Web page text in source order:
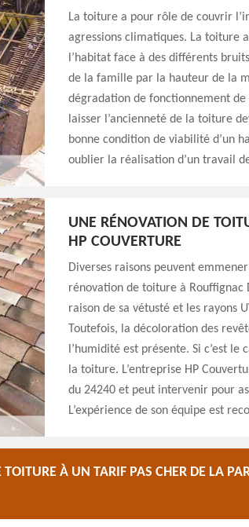
La toiture a pour rôle de couvrir
agressions climatiques. La toiture
l’habitat face à des différents
de la famille par la hauteur de la
dégradation de fonctionnement
laisser l’ancienneté de la toiture
bonne condition de viabilité d’un
oublier la réalisation d’un travail
UNE RÉNOVATION DE
HP COUVERTURE
Diverses raisons peuvent
rénovation de toiture à Rouffignac
raison de sa vétusté et les rayons
Toutefois, la décoloration des
l’humidité est présente. Si c’est
la toiture. L’entreprise HP
du 24240 et peut intervenir pour
L’expérience de son équipe est
À UN TARIF PAS CHER DE LA